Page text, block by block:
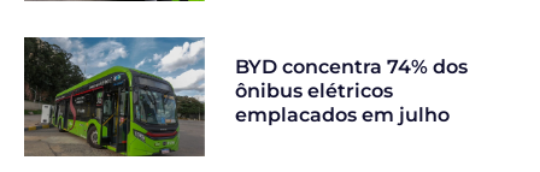
BYD concentra 74% dos
ônibus elétricos
emplacados em julho